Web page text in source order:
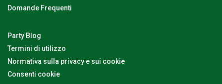
Domande Frequenti
Party Blog
Termini di utilizzo
Normativa sulla privacy e sui cookie
Consenti cookie